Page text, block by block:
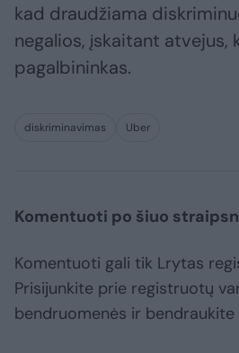
kad draudžiama
negalios, įskaitant atvejus,
pagalbininkas.
diskriminavimas Uber
Komentuoti po šiuo
Komentuoti gali tik Lrytas
Prisijunkite prie registruotų
bendruomenės ir